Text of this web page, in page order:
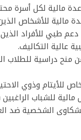
مالية لكل أسرة
مالية للأشخاص
دعم طبي للأفراد
عالية التكاليف.
منح دراسية للطلاب
للأيتام وذوي
للشباب
الشخصية ضد